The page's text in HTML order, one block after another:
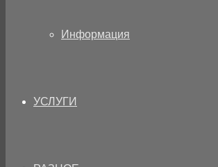
Информация
УСЛУГИ